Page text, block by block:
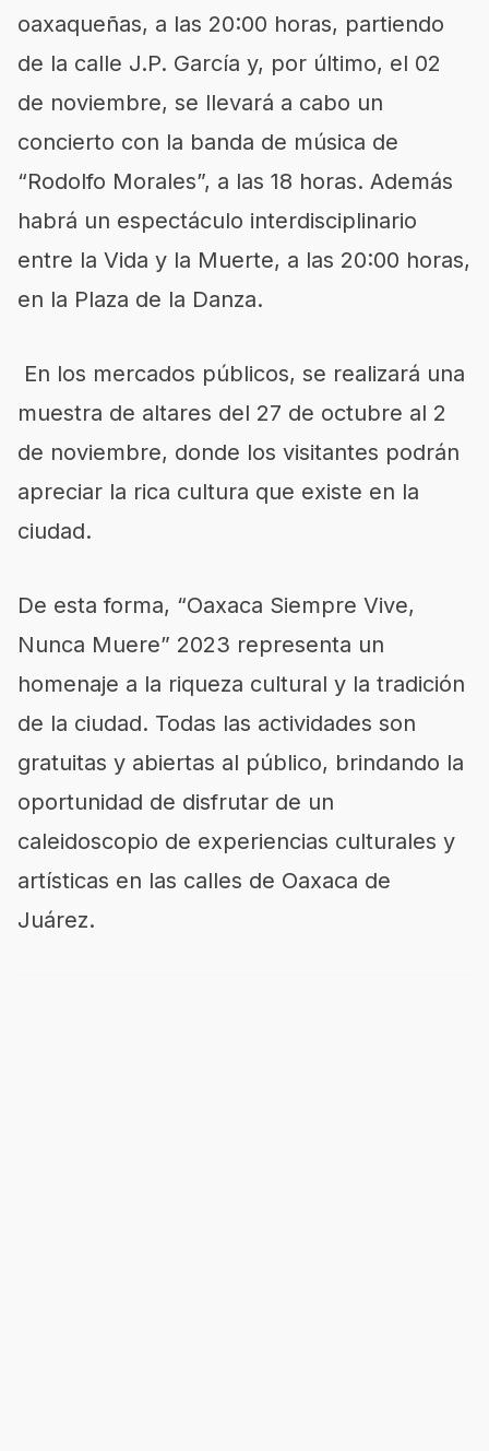
oaxaqueñas, a las 20:00 horas, partiendo
de la calle J.P. García y, por último, el 02
de noviembre, se llevará a cabo un
concierto con la banda de música de
“Rodolfo Morales”, a las 18 horas. Además
habrá un espectáculo interdisciplinario
entre la Vida y la Muerte, a las 20:00 horas,
en la Plaza de la Danza.
En los mercados públicos, se realizará una
muestra de altares del 27 de octubre al 2
de noviembre, donde los visitantes podrán
apreciar la rica cultura que existe en la
ciudad.
De esta forma, “Oaxaca Siempre Vive,
Nunca Muere” 2023 representa un
homenaje a la riqueza cultural y la tradición
de la ciudad. Todas las actividades son
gratuitas y abiertas al público, brindando la
oportunidad de disfrutar de un
caleidoscopio de experiencias culturales y
artísticas en las calles de Oaxaca de
Juárez.